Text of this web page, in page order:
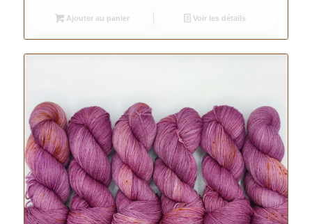
Ajouter au panier Voir les détails